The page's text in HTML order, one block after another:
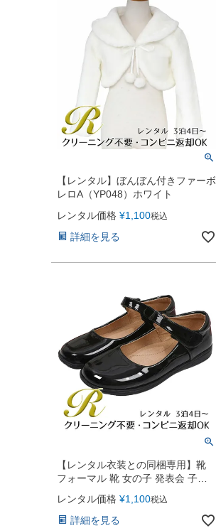
【レンタル】ぼんぼん付きファーボ
レロA（YP048）ホワイト
レンタル価格 ¥1,100税込
詳細を見る
【レンタル衣装との同梱専用】靴
フォーマル 靴 女の子 発表会 子ど
も 子供靴 子供 シューズ エナメル
女児 シューズ（YP199）
レンタル価格 ¥1,100税込
詳細を見る